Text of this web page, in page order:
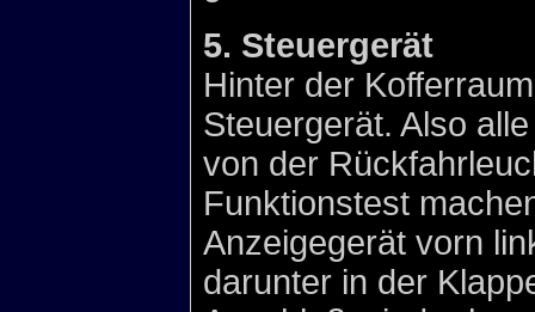
5. Steuergerät
Hinter der
Steuergerät. Also
von der
Funktionstest
Anzeigegerät vorn
darunter in der